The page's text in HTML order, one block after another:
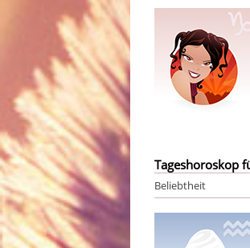
Tageshoroskop
Beliebtheit